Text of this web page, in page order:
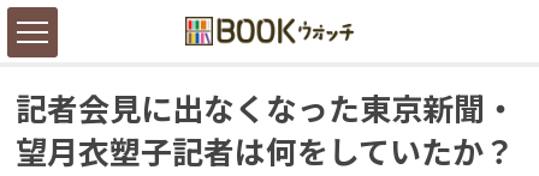
記者会見に出なくなった東京新聞・
望月衣塑子記者は何をしていたか？